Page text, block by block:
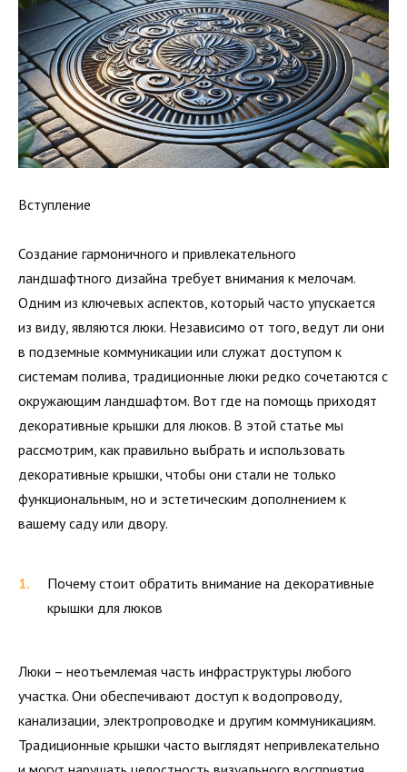
Вступление
Создание гармоничного и привлекательного
ландшафтного дизайна требует внимания к мелочам.
Одним из ключевых аспектов, который часто упускается
из виду, являются люки. Независимо от того, ведут ли они
в подземные коммуникации или служат доступом к
системам полива, традиционные люки редко сочетаются с
окружающим ландшафтом. Вот где на помощь приходят
декоративные крышки для люков. В этой статье мы
рассмотрим, как правильно выбрать и использовать
декоративные крышки, чтобы они стали не только
функциональным, но и эстетическим дополнением к
вашему саду или двору.
Почему стоит обратить внимание на декоративные
крышки для люков
Люки – неотъемлемая часть инфраструктуры любого
участка. Они обеспечивают доступ к водопроводу,
канализации, электропроводке и другим коммуникациям.
Традиционные крышки часто выглядят непривлекательно